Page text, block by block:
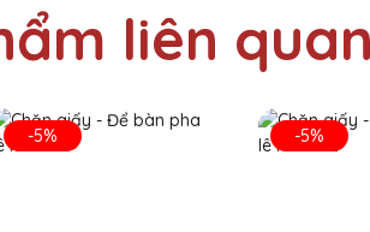
thì phải đặt hàng trước bao lâu
liên quan
-5% -5%